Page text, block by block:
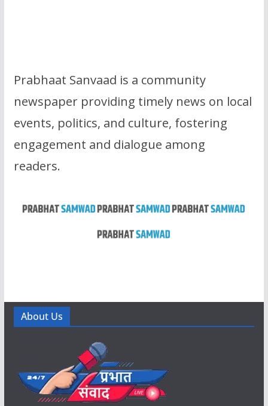
Prabhaat Sanvaad is a community
newspaper providing timely news on local
events, politics, and culture, fostering
engagement and dialogue among
readers.
About Us